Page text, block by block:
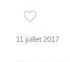
11 juillet 2017